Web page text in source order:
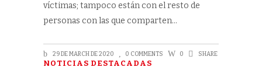
víctimas; tampoco están con el resto de
personas con las que comparten
29 DE MARCH DE 2020 0 COMMENTS 0 SHARE
NOTICIAS DESTACADAS